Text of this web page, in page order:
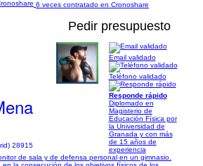
6 veces contratado en Cronoshare
Pedir presupuesto
28915
Email validado
Teléfono validado
Responde rápido
Diplomado en
Magisterio de
Educación Física por
la Universidad de
Granada y con más
de 15 años de
experiencia
de sala y de defensa personal en un gimnasio.